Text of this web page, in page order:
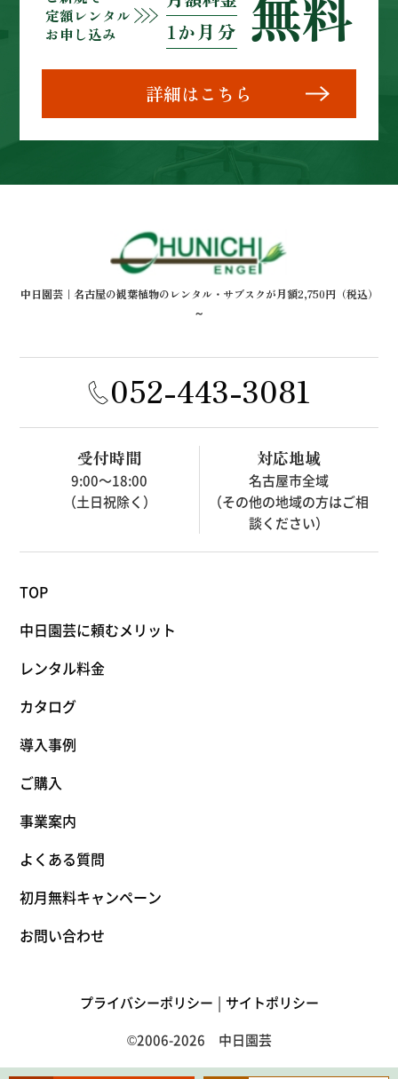
定額レンタル
お申し込み
1か月分
無料
詳細はこちら
中日園芸｜名古屋の観葉植物のレンタル・サブスクが月額2,750円（税込）
～
052-443-3081
受付時間
9:00～18:00
（土日祝除く）
対応地域
名古屋市全域
（その他の地域の方はご相
談ください）
TOP
中日園芸に頼むメリット
レンタル料金
カタログ
導入事例
ご購入
事業案内
よくある質問
初月無料キャンペーン
お問い合わせ
プライバシーポリシー
サイトポリシー
©2006-2026 中日園芸